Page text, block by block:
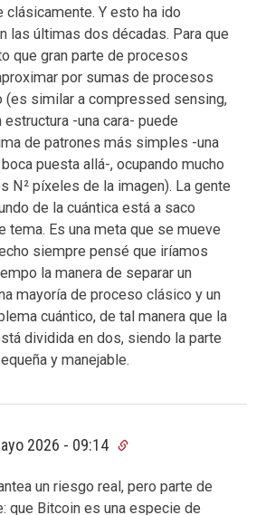
Y esto ha ido
las últimas dos décadas. Para que
que gran parte de procesos
por sumas de procesos
(es similar a compressed sensing,
-una cara- puede
de patrones más simples -una
puesta allá-, ocupando mucho
N² píxeles de la imagen). La gente
de la cuántica está a saco
tema. Es una meta que se mueve
siempre pensé que iríamos
la manera de separar un
mayoría de proceso clásico y un
cuántico, de tal manera que la
dividida en dos, siendo la parte
y manejable.
2026 - 09:14
un riesgo real, pero parte de
que Bitcoin es una especie de